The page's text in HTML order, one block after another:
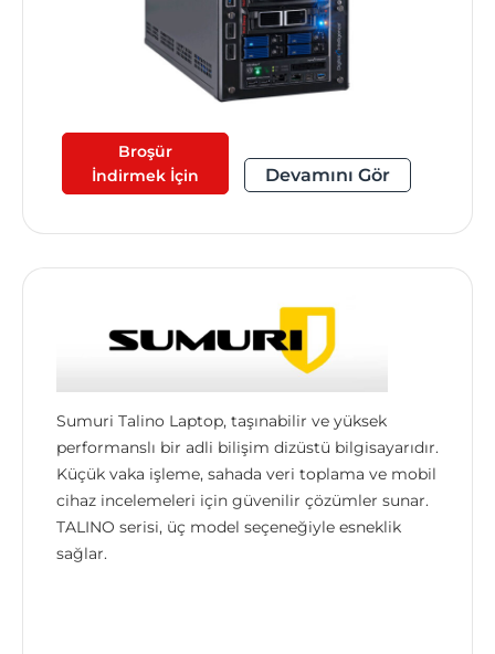
Broşür
İndirmek İçin
Devamını Gör
Sumuri Talino Laptop, taşınabilir ve yüksek
performanslı bir adli bilişim dizüstü bilgisayarıdır.
Küçük vaka işleme, sahada veri toplama ve mobil
cihaz incelemeleri için güvenilir çözümler sunar.
TALINO serisi, üç model seçeneğiyle esneklik
sağlar.